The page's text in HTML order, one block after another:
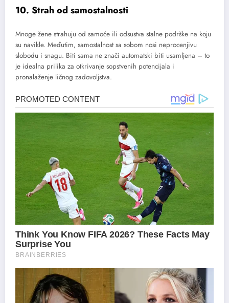
10. Strah od samostalnosti
Mnoge žene strahuju od samoće ili odsustva stalne podrške na koju
su navikle. Međutim, samostalnost sa sobom nosi neprocenjivu
slobodu i snagu. Biti sama ne znači automatski biti usamljena – to
je idealna prilika za otkrivanje sopstvenih potencijala i
pronalaženje ličnog zadovoljstva.